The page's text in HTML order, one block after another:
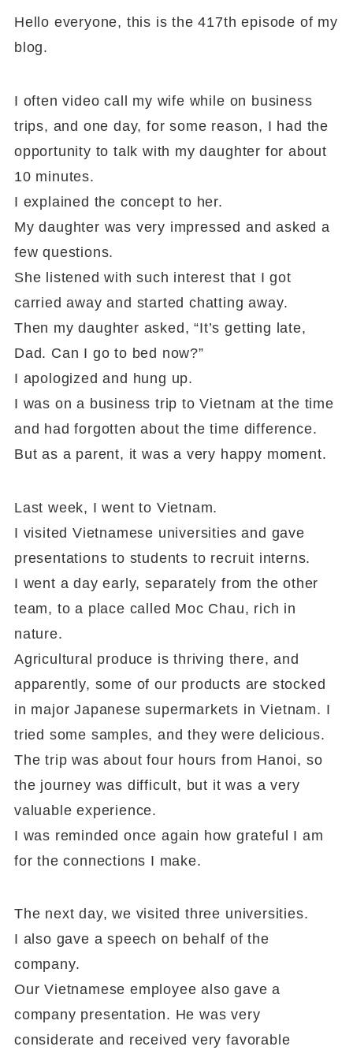
Hello everyone, this is the 417th episode of my
blog.
I often video call my wife while on business
trips, and one day, for some reason, I had the
opportunity to talk with my daughter for about
10 minutes.
I explained the concept to her.
My daughter was very impressed and asked a
few questions.
She listened with such interest that I got
carried away and started chatting away.
Then my daughter asked, “It’s getting late,
Dad. Can I go to bed now?”
I apologized and hung up.
I was on a business trip to Vietnam at the time
and had forgotten about the time difference.
But as a parent, it was a very happy moment.
Last week, I went to Vietnam.
I visited Vietnamese universities and gave
presentations to students to recruit interns.
I went a day early, separately from the other
team, to a place called Moc Chau, rich in
nature.
Agricultural produce is thriving there, and
apparently, some of our products are stocked
in major Japanese supermarkets in Vietnam. I
tried some samples, and they were delicious.
The trip was about four hours from Hanoi, so
the journey was difficult, but it was a very
valuable experience.
I was reminded once again how grateful I am
for the connections I make.
The next day, we visited three universities.
I also gave a speech on behalf of the
company.
Our Vietnamese employee also gave a
company presentation. He was very
considerate and received very favorable